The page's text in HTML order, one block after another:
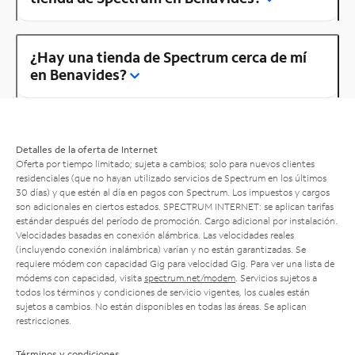
¿Hay una tienda de Spectrum cerca de mí
en Benavides?
Detalles de la oferta de Internet
Oferta por tiempo limitado; sujeta a cambios; solo para nuevos clientes
residenciales (que no hayan utilizado servicios de Spectrum en los últimos
30 días) y que estén al día en pagos con Spectrum. Los impuestos y cargos
son adicionales en ciertos estados. SPECTRUM INTERNET: se aplican tarifas
estándar después del período de promoción. Cargo adicional por instalación.
Velocidades basadas en conexión alámbrica. Las velocidades reales
(incluyendo conexión inalámbrica) varían y no están garantizadas. Se
requiere módem con capacidad Gig para velocidad Gig. Para ver una lista de
módems con capacidad, visita spectrum.net/modem . Servicios sujetos a
todos los términos y condiciones de servicio vigentes, los cuales están
sujetos a cambios. No están disponibles en todas las áreas. Se aplican
restricciones.